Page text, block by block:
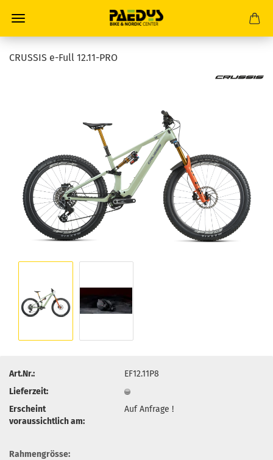
CRUSSIS e-Full 12.11-PRO
Art.Nr.:
EF12.11P8
Lieferzeit:
Erscheint
voraussichtlich am:
Auf Anfrage !
Rahmengrösse: